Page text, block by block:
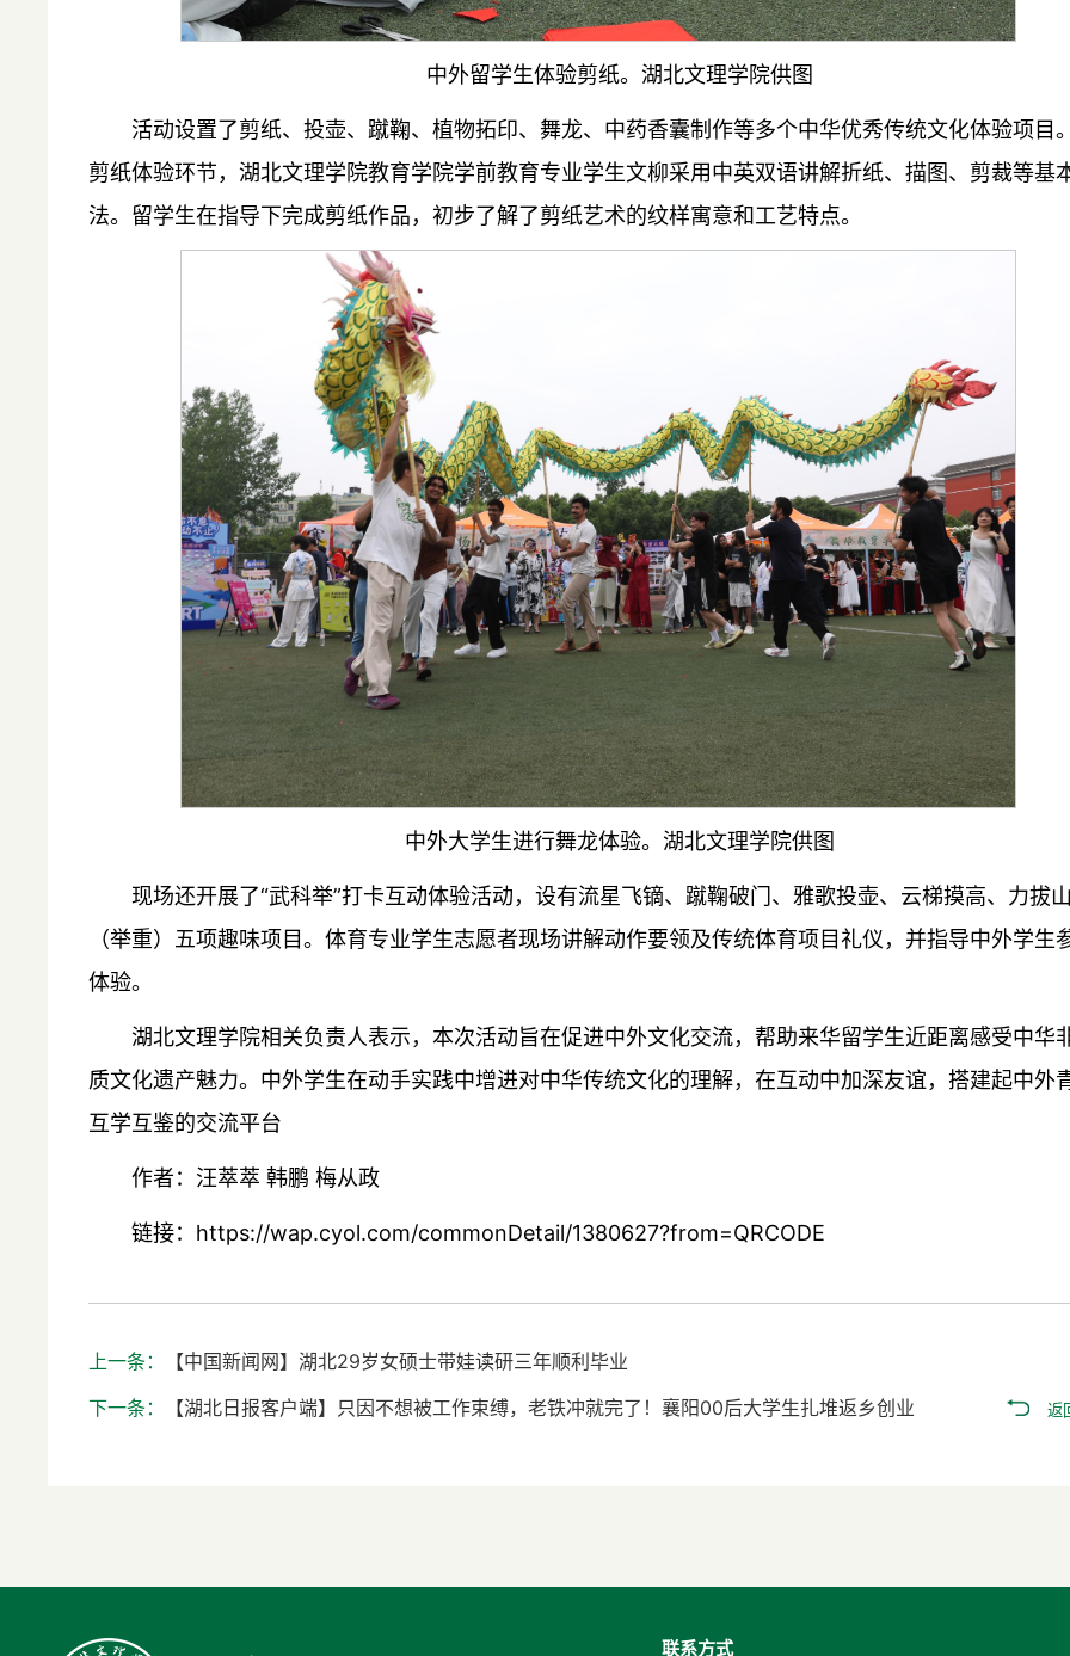
中外留学生体验剪纸。湖北文理学院供图
活动设置了剪纸、投壶、蹴鞠、植物拓印、舞龙、中药香囊制作等多个中华优秀传统文化体验项目
剪纸体验环节，湖北文理学院教育学院学前教育专业学生文柳采用中英双语讲解折纸、描图、剪裁等基
法。留学生在指导下完成剪纸作品，初步了解了剪纸艺术的纹样寓意和工艺特点。
中外大学生进行舞龙体验。湖北文理学院供图
现场还开展了“武科举”打卡互动体验活动，设有流星飞镝、蹴鞠破门、雅歌投壶、云梯摸高、力拔
（举重）五项趣味项目。体育专业学生志愿者现场讲解动作要领及传统体育项目礼仪，并指导中外学生
体验。
湖北文理学院相关负责人表示，本次活动旨在促进中外文化交流，帮助来华留学生近距离感受中华
质文化遗产魅力。中外学生在动手实践中增进对中华传统文化的理解，在互动中加深友谊，搭建起中外
互学互鉴的交流平台
作者：汪萃萃 韩鹏 梅从政
链接：https://wap.cyol.com/commonDetail/1380627?from=QRCODE
上一条：
【中国新闻网】湖北29岁女硕士带娃读研三年顺利毕业
下一条：
【湖北日报客户端】只因不想被工作束缚，老铁冲就完了！襄阳00后大学生扎堆返乡创业 返
联系方式